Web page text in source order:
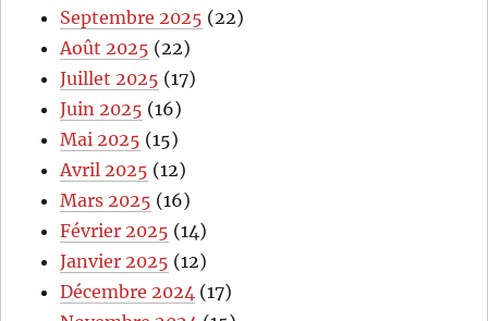
Septembre 2025 (22)
Août 2025 (22)
Juillet 2025 (17)
Juin 2025 (16)
Mai 2025 (15)
Avril 2025 (12)
Mars 2025 (16)
Février 2025 (14)
Janvier 2025 (12)
Décembre 2024 (17)